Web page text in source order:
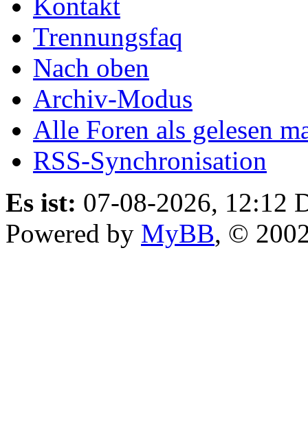
Trennungsfaq
Nach oben
Archiv-Modus
Alle Foren als gelesen
RSS-Synchronisation
Es ist: 07-08-2026, 12:12
Powered by MyBB, ©